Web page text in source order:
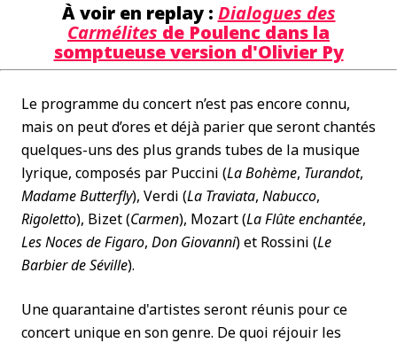
À voir en replay : Dialogues des
Carmélites de Poulenc dans la
somptueuse version d'Olivier Py
Le programme du concert n’est pas encore connu,
mais on peut d’ores et déjà parier que seront chantés
quelques-uns des plus grands tubes de la musique
lyrique, composés par Puccini (La Bohème, Turandot,
Madame Butterfly), Verdi (La Traviata, Nabucco,
Rigoletto), Bizet (Carmen), Mozart (La Flûte enchantée,
Les Noces de Figaro, Don Giovanni) et Rossini (Le
Barbier de Séville).
Une quarantaine d'artistes seront réunis pour ce
concert unique en son genre. De quoi réjouir les